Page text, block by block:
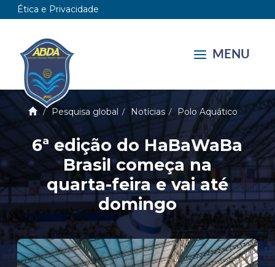
Ética e Privacidade
MENU
Pesquisa global Notícias Polo Aquático
6ª edição do HaBaWaBa
Brasil começa na
quarta-feira e vai até
domingo